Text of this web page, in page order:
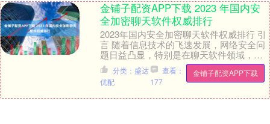
金铺子配资APP下载 2023 年国内安
全加密聊天软件权威排行
2023年国内安全加密聊天软件权威排行 引
言 随着信息技术的飞速发展，网络安全问
题日益凸显，特别是在聊天软件领域，用
户对隐私和安全的需求愈发强烈。2023
年，国....
金铺子配资APP下载
分类：盛达
优配
查看：
177